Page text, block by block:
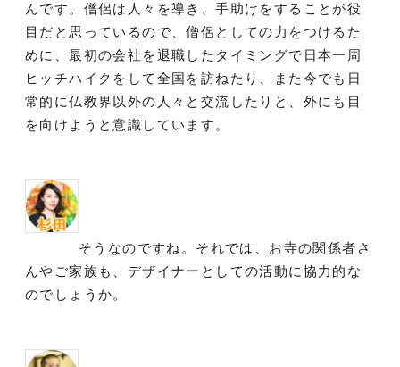
んです。僧侶は人々を導き、手助けをすることが役
目だと思っているので、僧侶としての力をつけるた
めに、最初の会社を退職したタイミングで日本一周
ヒッチハイクをして全国を訪ねたり、また今でも日
常的に仏教界以外の人々と交流したりと、外にも目
を向けようと意識しています。
そうなのですね。それでは、お寺の関係者さ
んやご家族も、デザイナーとしての活動に協力的な
のでしょうか。